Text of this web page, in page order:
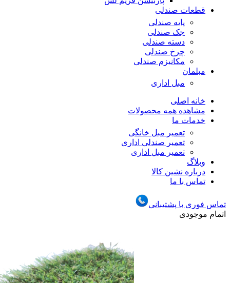
قطعات صندلی
پایه صندلی
جک صندلی
دسته صندلی
چرخ صندلی
مکانیزم صندلی
مبلمان
مبل اداری
خانه اصلی
مشاهده همه محصولات
خدمات ما
تعمیر مبل خانگی
تعمیر صندلی اداری
تعمیر مبل اداری
وبلاگ
درباره نشین کالا
تماس با ما
تماس فوری با پشتیبانی
اتمام موجودی